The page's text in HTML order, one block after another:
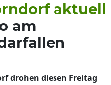
aktuell
am
drohen diesen Freitag